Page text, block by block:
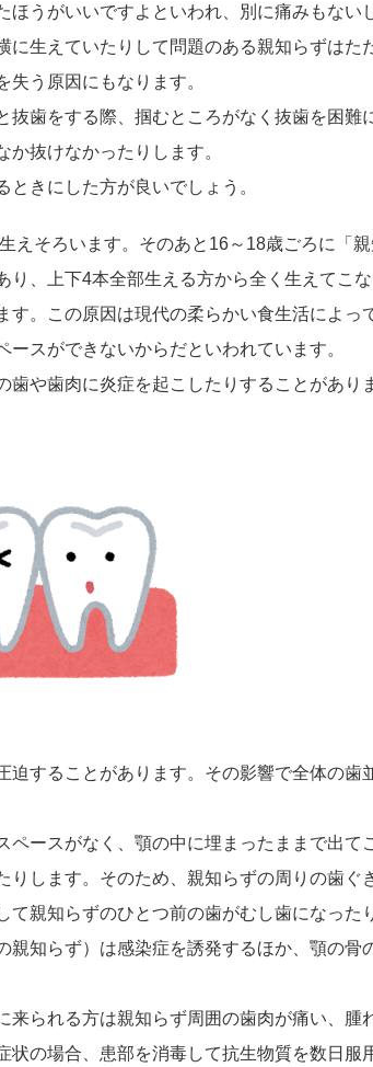
ほうがいいですよといわれ、別に痛みもない
に生えていたりして問題のある親知らずはた
う原因にもなります。
抜歯をする際、掴むところがなく抜歯を困難
抜けなかったりします。
きにした方が良いでしょう。
えそろいます。そのあと16～18歳ごろに「親
り、上下4本全部生える方から全く生えてこ
す。この原因は現代の柔らかい食生活によっ
スができないからだといわれています。
や歯肉に炎症を起こしたりすることがあり
迫することがあります。その影響で全体の歯
ペースがなく、顎の中に埋まったままで出て
りします。そのため、親知らずの周りの歯ぐ
て親知らずのひとつ前の歯がむし歯になった
親知らず）は感染症を誘発するほか、顎の骨
来られる方は親知らず周囲の歯肉が痛い、腫
状の場合、患部を消毒して抗生物質を数日服